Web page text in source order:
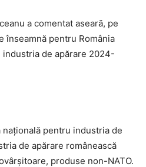
a comentat aseară, pe
înseamnă pentru România
de apărare 2024-
pentru industria de
de apărare românească
produse non-NATO.